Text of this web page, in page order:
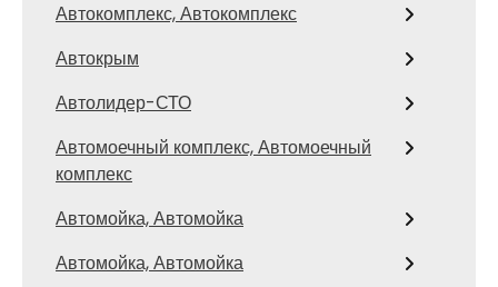
Автокомплекс, Автокомплекс
Автокрым
Автолидер-СТО
Автомоечный комплекс, Автомоечный
комплекс
Автомойка, Автомойка
Автомойка, Автомойка